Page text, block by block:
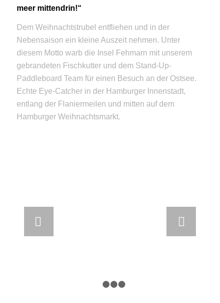
meer mittendrin!“
Dem Weihnachtstrubel entfliehen und in der
Nebensaison ein kleine Auszeit nehmen. Unter
diesem Motto warb die Insel Fehmarn mit unserem
gebrandeten Fischkutter und dem Stand-Up-
Paddleboard Team für einen Besuch an der Ostsee.
Echte Eye-Catcher in der Hamburger Innenstadt,
entlang der Flaniermeilen und mitten auf dem
Hamburger Weihnachtsmarkt.